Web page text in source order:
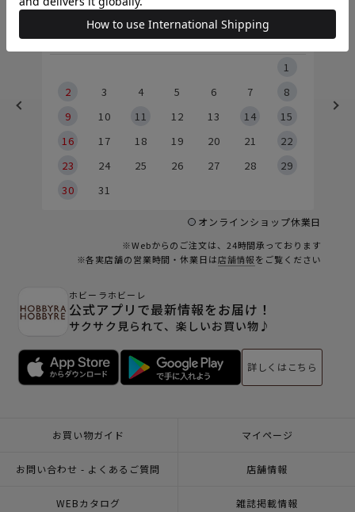
日
月 火 水 木 金
土
1
2
3 4 5 6 7
8
9
10 11 12 13 14
15
16
17 18 19 20 21
22
23
24 25 26 27 28
29
30
31
オンラインショップ休業日
※Webからのご注文は、24時間承っております
※各実店舗の営業時間・休業日は店舗情報をご覧ください
ホビーラホビーレ
公式アプリで最新情報をお届け！
サクサク見られて、楽しいお買い物♪
詳しくはこちら
お買い物ガイド マイページ
お問い合わせ - よくあるご質問 店舗情報
WEBカタログ 雑誌掲載情報